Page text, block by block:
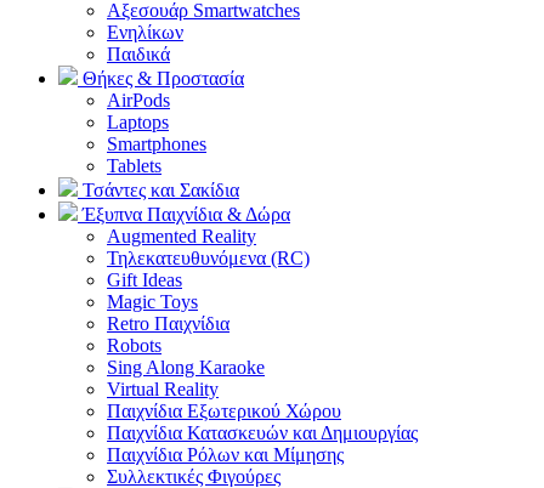
Αξεσουάρ Smartwatches
Ενηλίκων
Παιδικά
Θήκες & Προστασία
AirPods
Laptops
Smartphones
Tablets
Τσάντες και Σακίδια
Έξυπνα Παιχνίδια & Δώρα
Augmented Reality
Τηλεκατευθυνόμενα (RC)
Gift Ideas
Magic Toys
Retro Παιχνίδια
Robots
Sing Along Karaoke
Virtual Reality
Παιχνίδια Εξωτερικού Χώρου
Παιχνίδια Κατασκευών και Δημιουργίας
Παιχνίδια Ρόλων και Μίμησης
Συλλεκτικές Φιγούρες